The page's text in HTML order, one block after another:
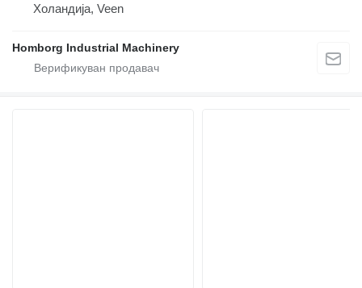
Холандија, Veen
Homborg Industrial Machinery